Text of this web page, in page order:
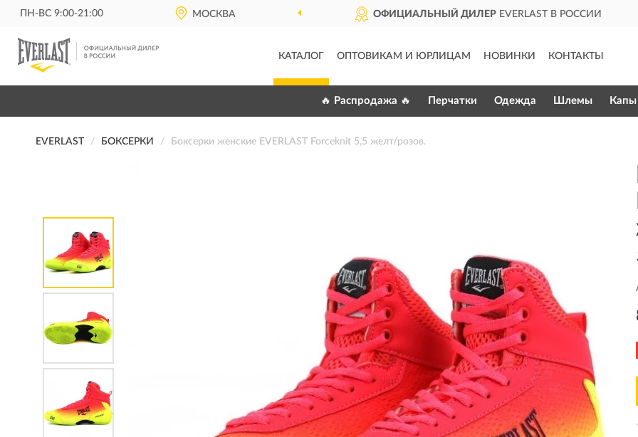
ПН-ВС 9:00-21:00 МОСКВА ОФИЦИАЛЬНЫЙ ДИЛЕР EVERLAST В РОССИИ
КАТАЛОГ ОПТОВИКАМ И ЮРЛИЦАМ НОВИНКИ КОНТАКТЫ
🔥 Распродажа 🔥 Перчатки Одежда Шлемы Капы
EVERLAST БОКСЕРКИ Боксерки женские EVERLAST Forceknit 5,5 желт/розов.